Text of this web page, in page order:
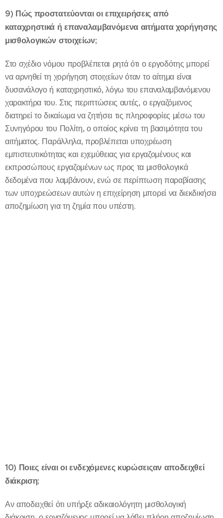
9) Πώς προστατεύονται οι επιχειρήσεις από
καταχρηστικά ή επαναλαμβανόμενα αιτήματα χορήγησης
μισθολογικών στοιχείων;
Στο σχέδιο νόμου προβλέπεται ρητά ότι ο εργοδότης μπορεί
να αρνηθεί τη χορήγηση στοιχείων όταν το αίτημα είναι
δυσανάλογο ή καταχρηστικό, λόγω του επαναλαμβανόμενου
χαρακτήρα του. Στις περιπτώσεις αυτές, ο εργαζόμενος
διατηρεί το δικαίωμα να ζητήσει τις πληροφορίες μέσω του
Συνηγόρου του Πολίτη, ο οποίος κρίνει τη βασιμότητα του
αιτήματος. Παράλληλα, προβλέπεται υποχρέωση
εμπιστευτικότητας και εχεμύθειας για εργαζομένους και
εκπροσώπους εργαζομένων ως προς τα μισθολογικά
δεδομένα που λαμβάνουν, ενώ σε περίπτωση παραβίασης
των υποχρεώσεων αυτών η επιχείρηση μπορεί να διεκδικήσει
αποζημίωση για τη ζημία που υπέστη.
10) Ποιες είναι οι ενδεχόμενες κυρώσειςαν αποδειχθεί
διάκριση;
Αν αποδειχθεί ότι υπήρξε αδικαιολόγητη μισθολογική